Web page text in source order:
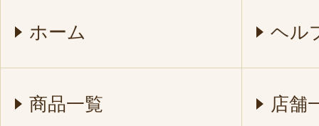
ホーム ヘル
商品一覧 店舗